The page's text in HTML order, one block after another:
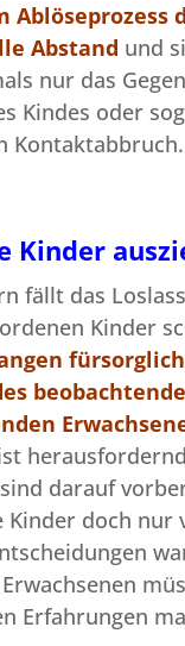
Ablöseprozess
Abstand und
nur das
Kindes oder
Kontaktabbruch.
Kinder
fällt das
Kinder
darauf
doch nur
Erfahrungen